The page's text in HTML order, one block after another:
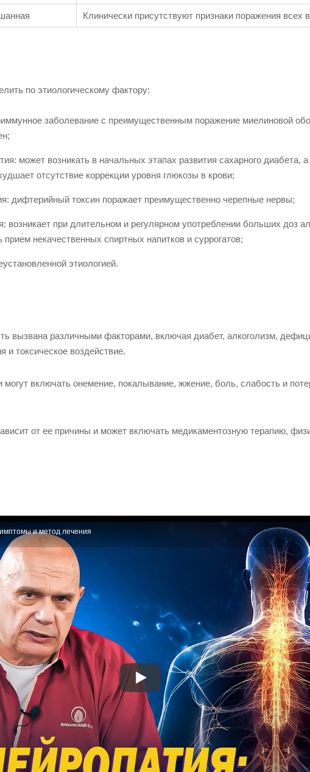
Клинически присутствуют признаки поражения всех
по этиологическому фактору:
заболевание с преимущественным поражение миелиновой
может возникать в начальных этапах развития сахарного диабета,
отсутствие коррекции уровня глюкозы в крови;
дифтерийный токсин поражает преимущественно черепные нервы;
возникает при длительном и регулярном употреблении больших доз
некачественных спиртных напитков и суррогатов;
этиологией.
вызвана различными факторами, включая диабет, алкоголизм,
и токсическое воздействие.
включать онемение, покалывание, жжение, боль, слабость и
от ее причины и может включать медикаментозную терапию,
и метод лечения